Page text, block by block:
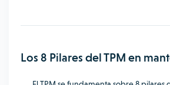
Los 8 Pilares del TPM en